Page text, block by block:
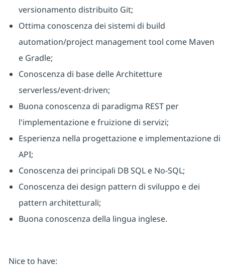
versionamento distribuito Git;
Ottima conoscenza dei sistemi di build
automation/project management tool come Maven
e Gradle;
Conoscenza di base delle Architetture
serverless/event-driven;
Buona conoscenza di paradigma REST per
l'implementazione e fruizione di servizi;
Esperienza nella progettazione e implementazione di
API;
Conoscenza dei principali DB SQL e No-SQL;
Conoscenza dei design pattern di sviluppo e dei
pattern architetturali;
Buona conoscenza della lingua inglese.
Nice to have: